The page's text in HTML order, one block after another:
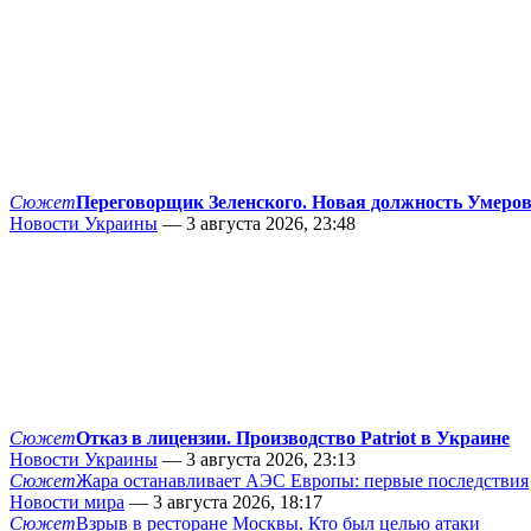
СюжетПереговорщик Зеленского. Новая должность
Новости Украины — 3 августа 2026, 23:48
СюжетОтказ в лицензии. Производство Patriot в Украине
Новости Украины — 3 августа 2026, 23:13
СюжетЖара останавливает АЭС Европы: первые последствия
Новости мира — 3 августа 2026, 18:17
СюжетВзрыв в ресторане Москвы. Кто был целью атаки